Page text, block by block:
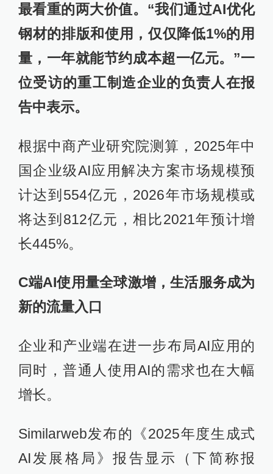
最看重的两大价值。“我们通过AI优化
钢材的排版和使用，仅仅降低1%的用
量，一年就能节约成本超一亿元。”一
位受访的重工制造企业的负责人在报
告中表示。
根据中商产业研究院测算，2025年中
国企业级AI应用解决方案市场规模预
计达到554亿元，2026年市场规模或
将达到812亿元，相比2021年预计增
长445%。
C端AI使用量全球激增，生活服务成为
新的流量入口
企业和产业端在进一步布局AI应用的
同时，普通人使用AI的需求也在大幅
增长。
Similarweb发布的《2025年度生成式
AI发展格局》报告显示（下简称报